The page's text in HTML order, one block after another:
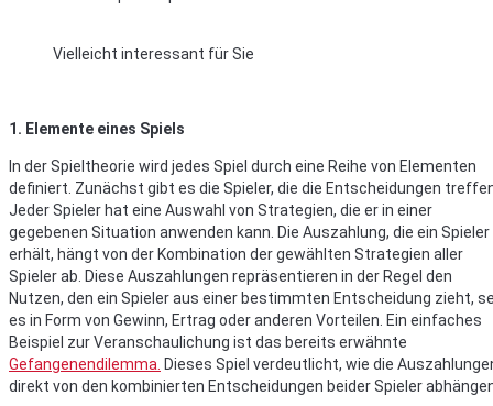
Vielleicht interessant für Sie
1. Elemente eines Spiels
In der Spieltheorie wird jedes Spiel durch eine Reihe von Elementen
definiert. Zunächst gibt es die Spieler, die die Entscheidungen
Jeder Spieler hat eine Auswahl von Strategien, die er in einer
gegebenen Situation anwenden kann. Die Auszahlung, die ein Spieler
erhält, hängt von der Kombination der gewählten Strategien aller
Spieler ab. Diese Auszahlungen repräsentieren in der Regel den
Nutzen, den ein Spieler aus einer bestimmten Entscheidung zieht,
es in Form von Gewinn, Ertrag oder anderen Vorteilen. Ein einfaches
Beispiel zur Veranschaulichung ist das bereits erwähnte
Gefangenendilemma. Dieses Spiel verdeutlicht, wie die
direkt von den kombinierten Entscheidungen beider Spieler